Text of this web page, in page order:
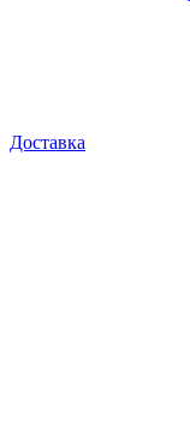
Доставка